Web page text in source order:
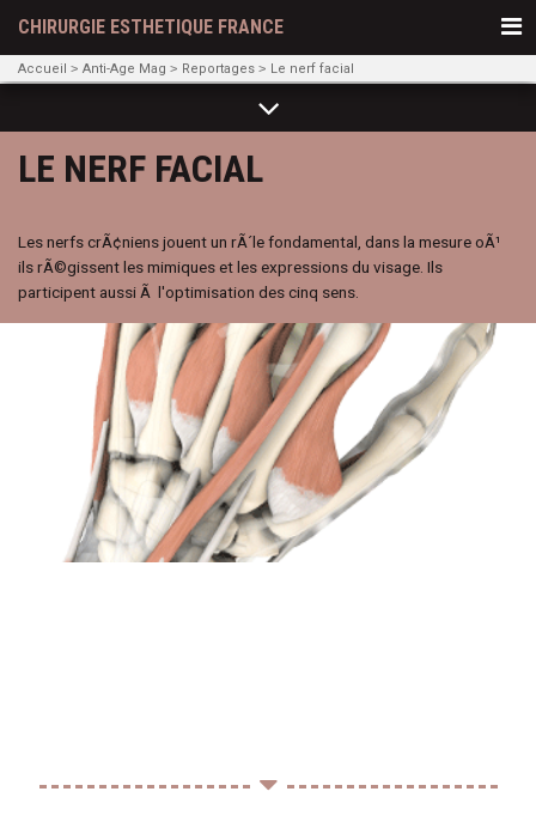
CHIRURGIE ESTHETIQUE FRANCE
Accueil Anti-Age Mag Reportages Le nerf facial
LE NERF FACIAL
Les nerfs crÃ¢niens jouent un rÃ´le fondamental, dans la mesure oÃ¹
ils rÃ©gissent les mimiques et les expressions du visage. Ils
participent aussi Ã l'optimisation des cinq sens.
------------------ ------------------